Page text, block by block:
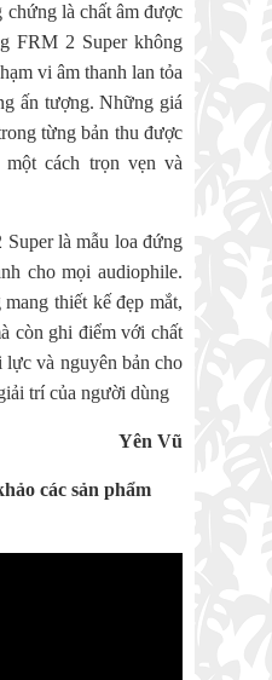
là chất âm được
FRM 2 Super không
vi âm thanh lan tỏa
ấn tượng. Những giá
từng bản thu được
cách trọn vẹn và
là mẫu loa đứng
cho mọi audiophile.
thiết kế đẹp mắt,
còn ghi điểm với chất
và nguyên bản cho
trí của người dùng
Yên Vũ
các sản phẩm